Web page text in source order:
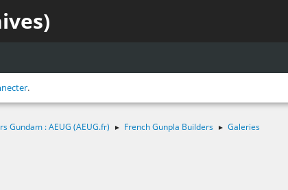
.
Gundam : AEUG (AEUG.fr) ► French Gunpla Builders ► Galeries